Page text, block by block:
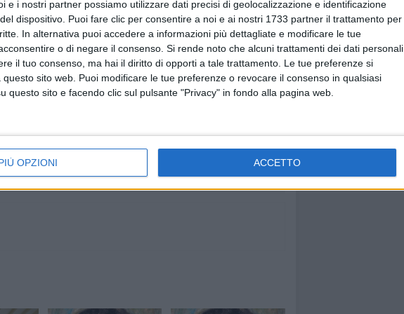
e i nostri partner possiamo utilizzare dati precisi di geolocalizzazione e identificazione
dispositivo. Puoi fare clic per consentire a noi e ai nostri 1733 partner il trattamento per
In alternativa puoi accedere a informazioni più dettagliate e modificare le tue
o di negare il consenso. Si rende noto che alcuni trattamenti dei dati personali
il tuo consenso, ma hai il diritto di opporti a tale trattamento. Le tue preferenze si
sito web. Puoi modificare le tue preferenze o revocare il consenso in qualsiasi
questo sito e facendo clic sul pulsante "Privacy" in fondo alla pagina web.
OPZIONI ACCETTO
dei santi anargiri presso l'antica chiesa di
STORIA E ARTE - BITONTO
cancella ritardi del Comune»